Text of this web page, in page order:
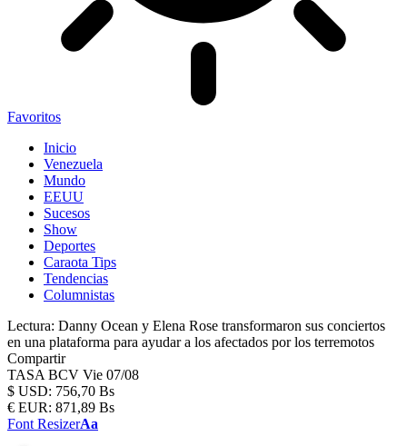
Favoritos
Inicio
Venezuela
Mundo
EEUU
Sucesos
Show
Deportes
Caraota Tips
Tendencias
Columnistas
Lectura: Danny Ocean y Elena Rose transformaron sus conciertos
en una plataforma para ayudar a los afectados por los terremotos
Compartir
TASA BCV Vie 07/08
$ USD: 756,70 Bs
€ EUR: 871,89 Bs
Font ResizerAa